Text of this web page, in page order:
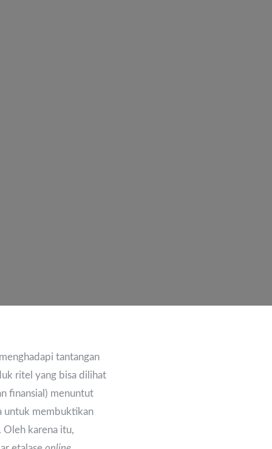
tantangan
ritel yang bisa dilihat
finansial) menuntut
untuk membuktikan
Oleh karena itu,